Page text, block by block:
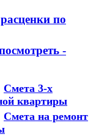
по
-
Смета 3-х
квартиры
Смета на ремонт